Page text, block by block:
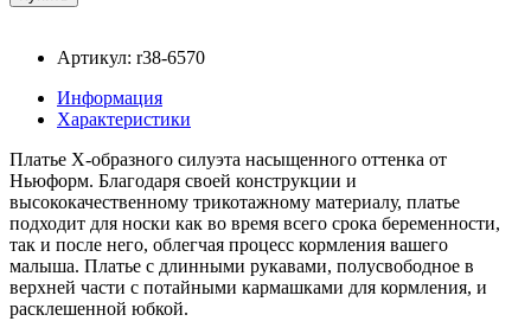
Артикул: r38-6570
Информация
Характеристики
Платье Х-образного силуэта насыщенного оттенка от
Ньюформ. Благодаря своей конструкции и
высококачественному трикотажному материалу, платье
подходит для носки как во время всего срока беременности,
так и после него, облегчая процесс кормления вашего
малыша. Платье с длинными рукавами, полусвободное в
верхней части с потайными кармашками для кормления, и
расклешенной юбкой.